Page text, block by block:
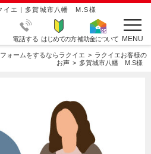
イエ | 多賀城市八幡 M.S様
電話する はじめての方補助金について MENU
ォームをするならラクイエ
ラクイエお客様の
お声
多賀城市八幡 M.S様